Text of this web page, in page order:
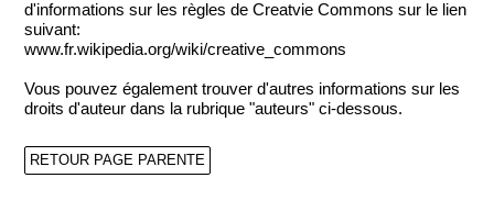
d'informations sur les règles de Creatvie Commons sur le lien
suivant:
www.fr.wikipedia.org/wiki/creative_commons
Vous pouvez également trouver d'autres informations sur les
droits d'auteur dans la rubrique "auteurs" ci-dessous.
RETOUR PAGE PARENTE